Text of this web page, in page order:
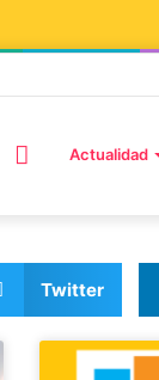
Actualidad
Twitter